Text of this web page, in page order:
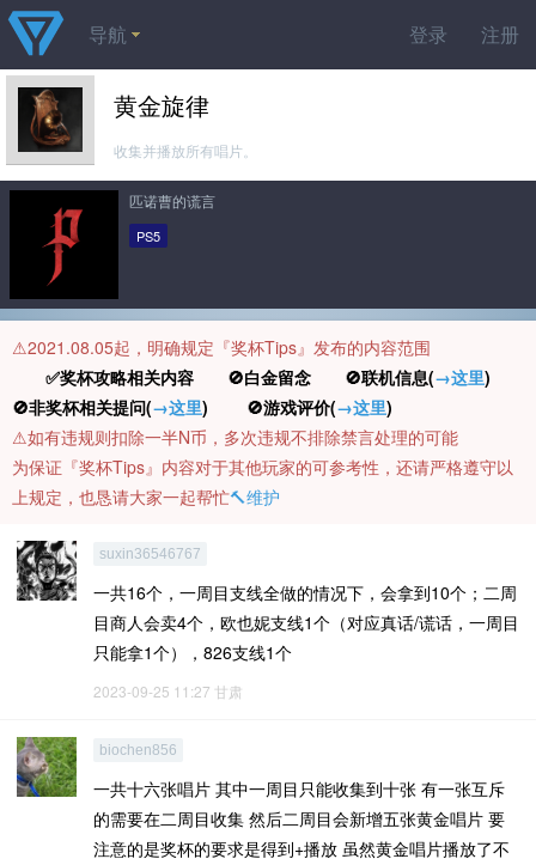
登录 注册
导航
黄金旋律
收集并播放所有唱片。
匹诺曹的谎言
PS5
⚠️2021.08.05起，明确规定『奖杯Tips』发布的内容范围
✅奖杯攻略相关内容 🚫白金留念 🚫联机信息(→这里)
🚫非奖杯相关提问(→这里) 🚫游戏评价(→这里)
⚠️如有违规则扣除一半N币，多次违规不排除禁言处理的可能
为保证『奖杯Tips』内容对于其他玩家的可参考性，还请严格遵守以
上规定，也恳请大家一起帮忙🔨维护
suxin36546767
一共16个，一周目支线全做的情况下，会拿到10个；二周
目商人会卖4个，欧也妮支线1个（对应真话/谎话，一周目
只能拿1个），826支线1个
2023-09-25 11:27 甘肃
biochen856
一共十六张唱片 其中一周目只能收集到十张 有一张互斥
的需要在二周目收集 然后二周目会新增五张黄金唱片 要
注意的是奖杯的要求是得到+播放 虽然黄金唱片播放了不